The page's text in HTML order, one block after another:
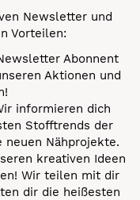
Newsletter und
Vorteilen:
Abonnent
Aktionen und
informieren dich
Stofftrends der
neuen Nähprojekte.
kreativen Ideen
Wir teilen mit dir
dir die heißesten